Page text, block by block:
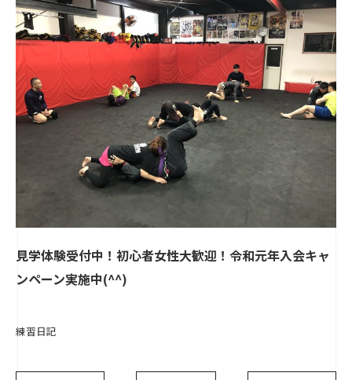
見学体験受付中！初心者女性大歓迎！令和元年入会キャ
ンペーン実施中(^^)
練習日記